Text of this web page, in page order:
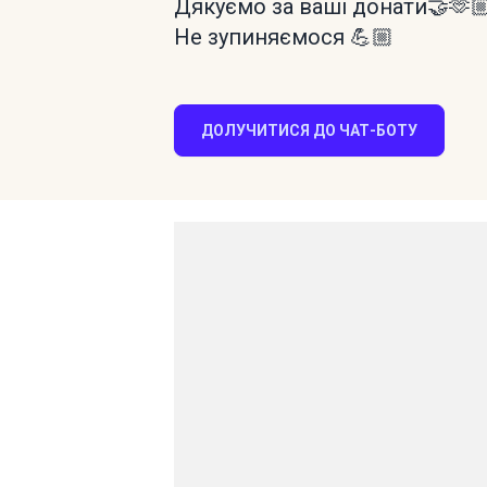
Дякуємо за ваші
Не зупиняємося 💪🏼
ДОЛУЧИТИСЯ ДО ЧАТ-БОТУ